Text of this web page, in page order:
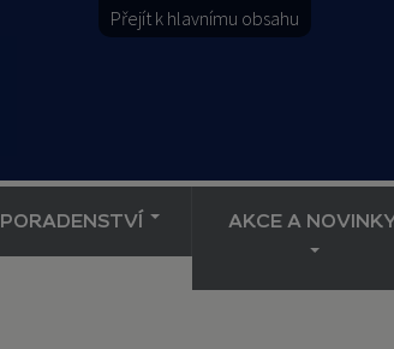
Přejít k hlavnímu obsahu
PORADENSTVÍ AKCE A